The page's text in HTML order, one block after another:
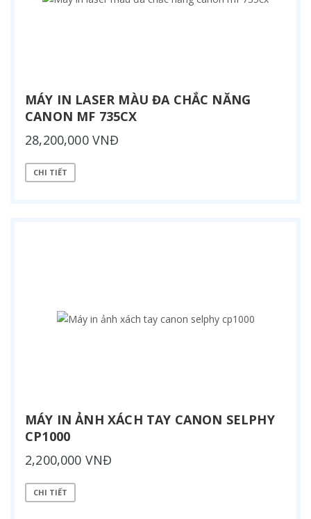
MÁY IN LASER MÀU ĐA CHẮC NĂNG
CANON MF 735CX
28,200,000 VNĐ
CHI TIẾT
MÁY IN ẢNH XÁCH TAY CANON SELPHY
CP1000
2,200,000 VNĐ
CHI TIẾT